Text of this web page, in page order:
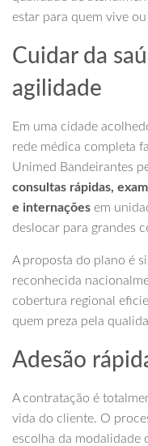
estar para quem vive
Cuidar da
agilidade
Em uma cidade
rede médica completa
Unimed Bandeirantes
consultas rápidas,
e internações em
deslocar para grandes
A proposta do plano é
reconhecida
cobertura regional
quem preza pela
Adesão
A contratação é
vida do cliente. O
escolha da modalidade